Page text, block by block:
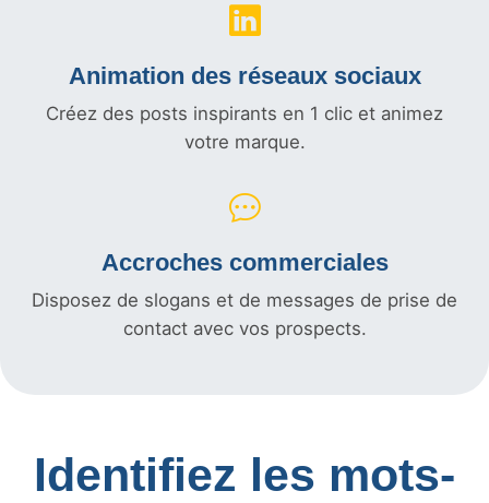
Animation des réseaux sociaux
Créez des posts inspirants en 1 clic et animez
votre marque.
Accroches commerciales
Disposez de slogans et de messages de prise de
contact avec vos prospects.
Identifiez les mots-